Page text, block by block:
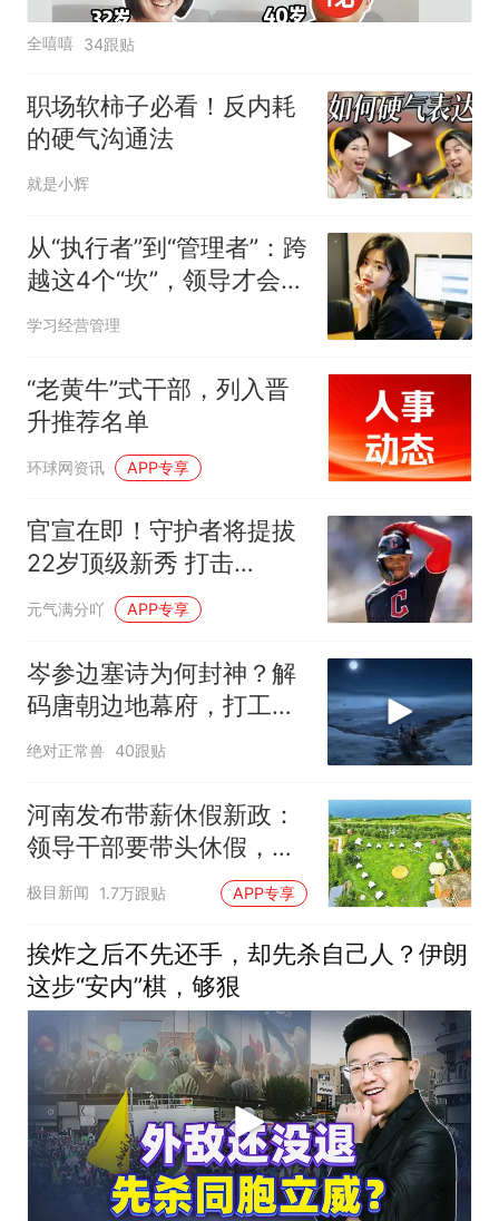
全嘻嘻 34跟贴
职场软柿子必看！反内耗
的硬气沟通法
就是小辉
从“执行者”到“管理者”：跨
越这4个“坎”，领导才会提
拔你
学习经营管理
“老黄牛”式干部，列入晋
升推荐名单
环球网资讯 APP专享
官宣在即！守护者将提拔
22岁顶级新秀 打击
率.309手握两大优势
元气满分吖 APP专享
岑参边塞诗为何封神？解
码唐朝边地幕府，打工文
人的职场生态
绝对正常兽 40跟贴
河南发布带薪休假新政：
领导干部要带头休假，推
动全员应休尽休、休满休
足；鼓励3-7天弹性长
假，构建“周五半天+周末
+年假”短途度假模式
极目新闻 1.7万跟贴 APP专享
挨炸之后不先还手，却先杀自己人？伊朗
这步“安内”棋，够狠